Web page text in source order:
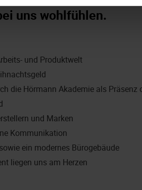
uns wohlfühlen.
und Produktwelt
die Hörmann Akademie als Präsenz
und Marken
Kommunikation
ein modernes Bürogebäude
liegen uns am Herzen